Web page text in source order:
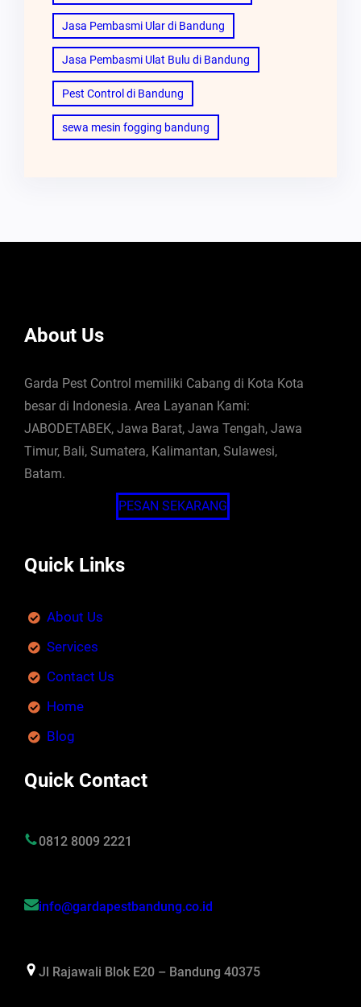
Jasa Pembasmi Ular di Bandung
Jasa Pembasmi Ulat Bulu di Bandung
Pest Control di Bandung
sewa mesin fogging bandung
About Us
Garda Pest Control memiliki Cabang di Kota Kota
besar di Indonesia. Area Layanan Kami:
JABODETABEK, Jawa Barat, Jawa Tengah, Jawa
Timur, Bali, Sumatera, Kalimantan, Sulawesi,
Batam.
PESAN SEKARANG
Quick Links
About Us
Services
Contact Us
Home
Blog
Quick Contact
0812 8009 2221
info@gardapestbandung.co.id
Jl Rajawali Blok E20 – Bandung 40375